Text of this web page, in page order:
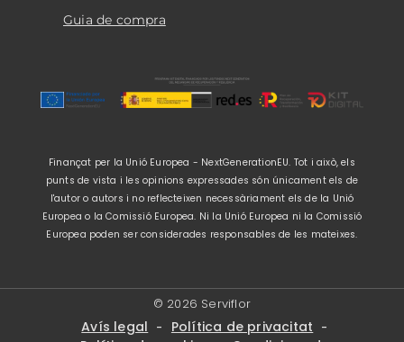
Guia de compra
Finançat per la Unió Europea - NextGenerationEU. Tot i això, els
punts de vista i les opinions expressades són únicament els de
l'autor o autors i no reflecteixen necessàriament els de la Unió
Europea o la Comissió Europea. Ni la Unió Europea ni la Comissió
Europea poden ser considerades responsables de les mateixes.
© 2026 Serviflor
Avís legal - Política de privacitat -